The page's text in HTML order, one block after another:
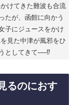
けてきた難波も合流
たが、函館に向かう
子にジュースをかけ
見た中津が風邪をひ
としてきて──⁉
るのにおす